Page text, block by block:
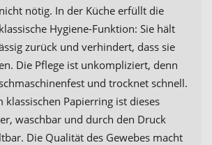
nötig. In der Küche erfüllt die
Hygiene-Funktion: Sie hält
zurück und verhindert, dass sie
Die Pflege ist unkompliziert, denn
und trocknet schnell.
klassischen Papierring ist dieses
waschbar und durch den Druck
Die Qualität des Gewebes macht